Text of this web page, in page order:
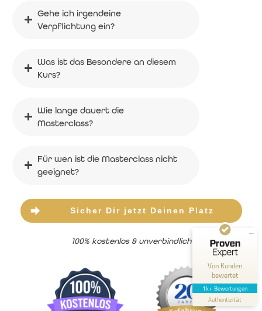
Gehe ich irgendeine
Verpflichtung ein?
Was ist das Besondere an diesem
Kurs?
Wie lange dauert die
Masterclass?
Für wen ist die Masterclass nicht
geeignet?
Sicher Dir jetzt Deinen Platz
100% kostenlos & unverbindlich
Von Kunden
bewertet
1k+ Bewertungen
Authentizität
Markus Asano - Dein Inneres Kind heilen
Empfehlungen auf
ProvenExpert.com
4,82 / 5,00
258
Bewertungen auf
ProvenExpert.com
975
Blick aufs ProvenExpert-Profil werfen
13.7.2026